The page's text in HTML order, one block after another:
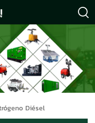
Diésel